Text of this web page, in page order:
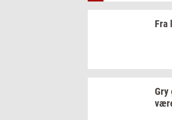
Fra
Gry